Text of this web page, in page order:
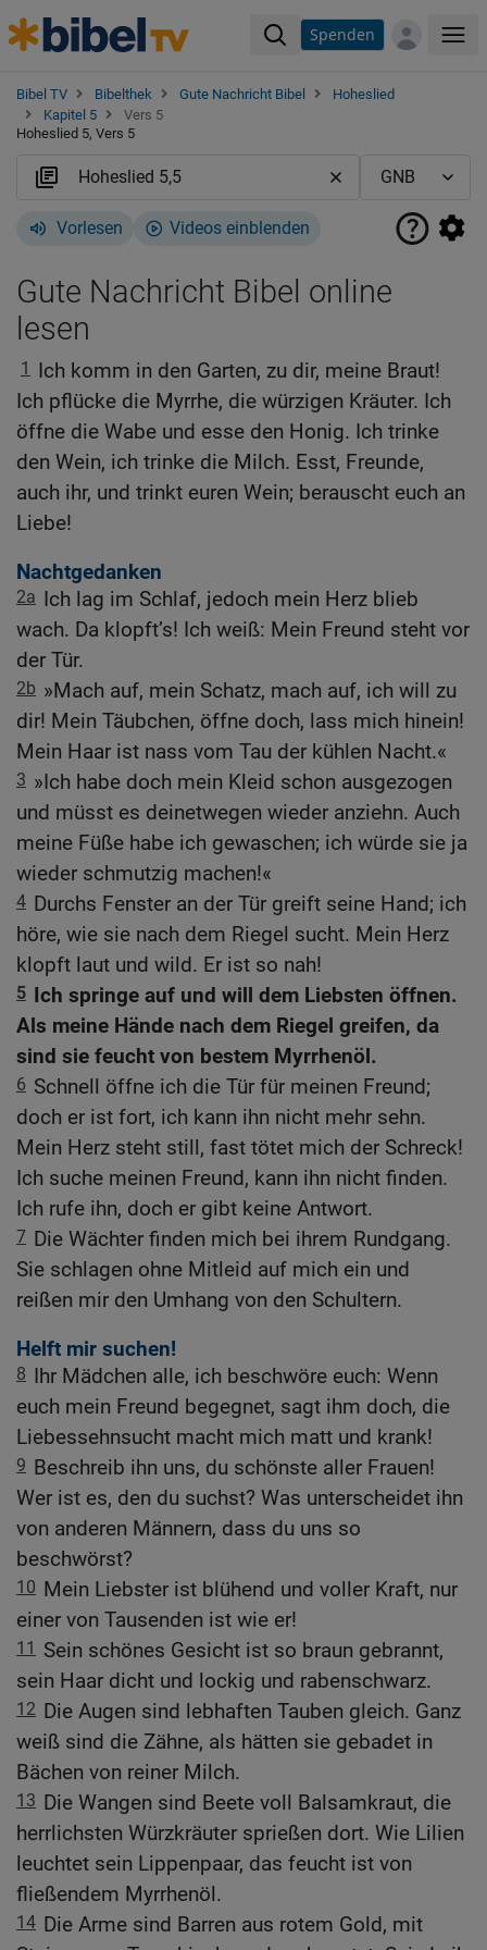
Spenden
Bibel TV Bibelthek Gute Nachricht Bibel
Hoheslied
Kapitel 5
Vers 5
Hoheslied 5, Vers 5
Vorlesen Videos einblenden
Gute Nachricht Bibel online
lesen
1 Ich komm in den Garten, zu dir, meine Braut!
Ich pflücke die Myrrhe, die würzigen Kräuter. Ich
öffne die Wabe und esse den Honig. Ich trinke
den Wein, ich trinke die Milch. Esst, Freunde,
auch ihr, und trinkt euren Wein; berauscht euch an
Liebe!
Nachtgedanken
2a Ich lag im Schlaf, jedoch mein Herz blieb
wach. Da klopft’s! Ich weiß: Mein Freund steht vor
der Tür.
2b »Mach auf, mein Schatz, mach auf, ich will zu
dir! Mein Täubchen, öffne doch, lass mich hinein!
Mein Haar ist nass vom Tau der kühlen Nacht.«
3 »Ich habe doch mein Kleid schon ausgezogen
und müsst es deinetwegen wieder anziehn. Auch
meine Füße habe ich gewaschen; ich würde sie ja
wieder schmutzig machen!«
4 Durchs Fenster an der Tür greift seine Hand; ich
höre, wie sie nach dem Riegel sucht. Mein Herz
klopft laut und wild. Er ist so nah!
5 Ich springe auf und will dem Liebsten öffnen.
Als meine Hände nach dem Riegel greifen, da
sind sie feucht von bestem Myrrhenöl.
6 Schnell öffne ich die Tür für meinen Freund;
doch er ist fort, ich kann ihn nicht mehr sehn.
Mein Herz steht still, fast tötet mich der Schreck!
Ich suche meinen Freund, kann ihn nicht finden.
Ich rufe ihn, doch er gibt keine Antwort.
7 Die Wächter finden mich bei ihrem Rundgang.
Sie schlagen ohne Mitleid auf mich ein und
reißen mir den Umhang von den Schultern.
Helft mir suchen!
8 Ihr Mädchen alle, ich beschwöre euch: Wenn
euch mein Freund begegnet, sagt ihm doch, die
Liebessehnsucht macht mich matt und krank!
9 Beschreib ihn uns, du schönste aller Frauen!
Wer ist es, den du suchst? Was unterscheidet ihn
von anderen Männern, dass du uns so
beschwörst?
10 Mein Liebster ist blühend und voller Kraft, nur
einer von Tausenden ist wie er!
11
Sein schönes Gesicht ist so braun gebrannt,
sein Haar dicht und lockig und rabenschwarz.
12 Die Augen sind lebhaften Tauben gleich. Ganz
weiß sind die Zähne, als hätten sie gebadet in
Bächen von reiner Milch.
13 Die Wangen sind Beete voll Balsamkraut, die
herrlichsten Würzkräuter sprießen dort. Wie Lilien
leuchtet sein Lippenpaar, das feucht ist von
fließendem Myrrhenöl.
14 Die Arme sind Barren aus rotem Gold, mit